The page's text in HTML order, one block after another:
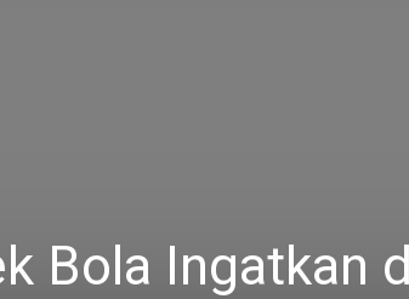
Bola Ingatkan